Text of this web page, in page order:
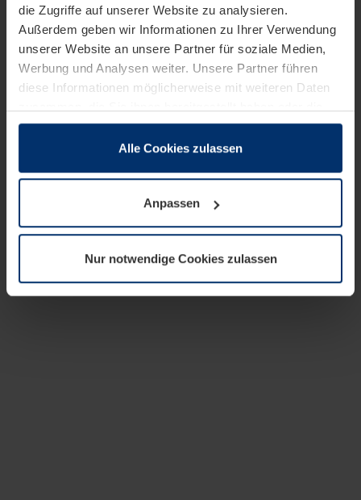
die Zugriffe auf unserer Website zu analysieren.
Außerdem geben wir Informationen zu Ihrer Verwendung
unserer Website an unsere Partner für soziale Medien,
Werbung und Analysen weiter. Unsere Partner führen
diese Informationen möglicherweise mit weiteren Daten
sie im Rahmen Ihrer Nutzung der Dienste gesammelt
wenn diese für den Betrieb dieser Seite unbedingt
notwendig sind. Für alle anderen Cookie-Typen benötigen
wir Ihre Erlaubnis. Ihre Einwilligung können Sie jederzeit
Datenschutzerklärungunserer Website ändern oder
widerrufen.
Alle Cookies zulassen
Anpassen
Nur notwendige Cookies zulassen